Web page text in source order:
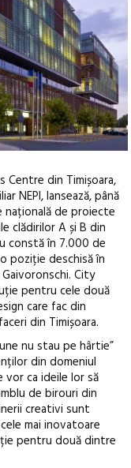
Centre din Timișoara,
NEPI, lansează, până
de proiecte
clădirilor A și B din
constă în 7.000 de
poziție deschisă în
City
pentru cele două
care fac din
din Timișoara.
nu stau pe hârtie”
din domeniul
vor ca ideile lor să
de birouri din
creativi sunt
mai inovatoare
pentru două dintre